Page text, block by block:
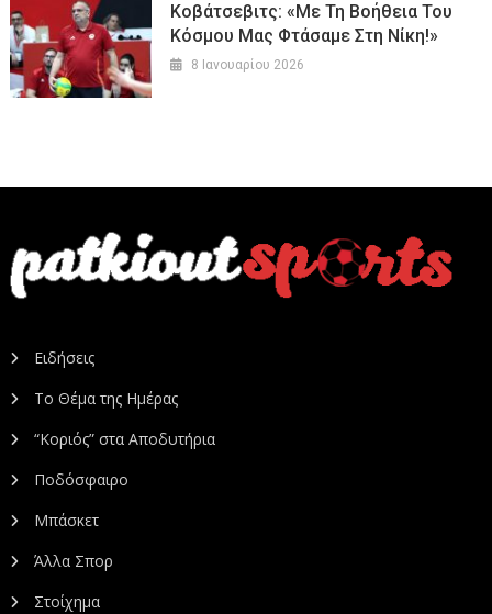
Κοβάτσεβιτς: «Με Τη Βοήθεια Του
Κόσμου Μας Φτάσαμε Στη Νίκη!»
8 Ιανουαρίου 2026
Ειδήσεις
Το Θέμα της Ημέρας
“Κοριός” στα Αποδυτήρια
Ποδόσφαιρο
Μπάσκετ
Άλλα Σπορ
Στοίχημα